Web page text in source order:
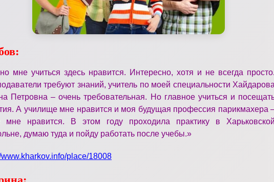
мне учиться здесь нравится. Интересно, хотя и не всегда просто.
требуют знаний, учитель по моей специальности Хайдарова
Петровна – очень требовательная. Но главное учиться и
А училище мне нравится и моя будущая профессия парикмахера
мне нравится. В этом году проходила практику в Харьковской
думаю туда и пойду работать после учебы.»
www.kharkov.info/place/18008